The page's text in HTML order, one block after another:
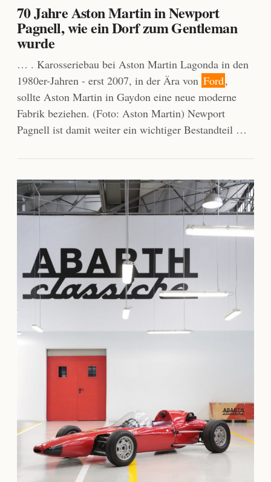
70 Jahre Aston Martin in Newport
Pagnell, wie ein Dorf zum Gentleman
wurde
… . Karosseriebau bei Aston Martin Lagonda in den
1980er-Jahren - erst 2007, in der Ära von Ford,
sollte Aston Martin in Gaydon eine neue moderne
Fabrik beziehen. (Foto: Aston Martin) Newport
Pagnell ist damit weiter ein wichtiger Bestandteil …